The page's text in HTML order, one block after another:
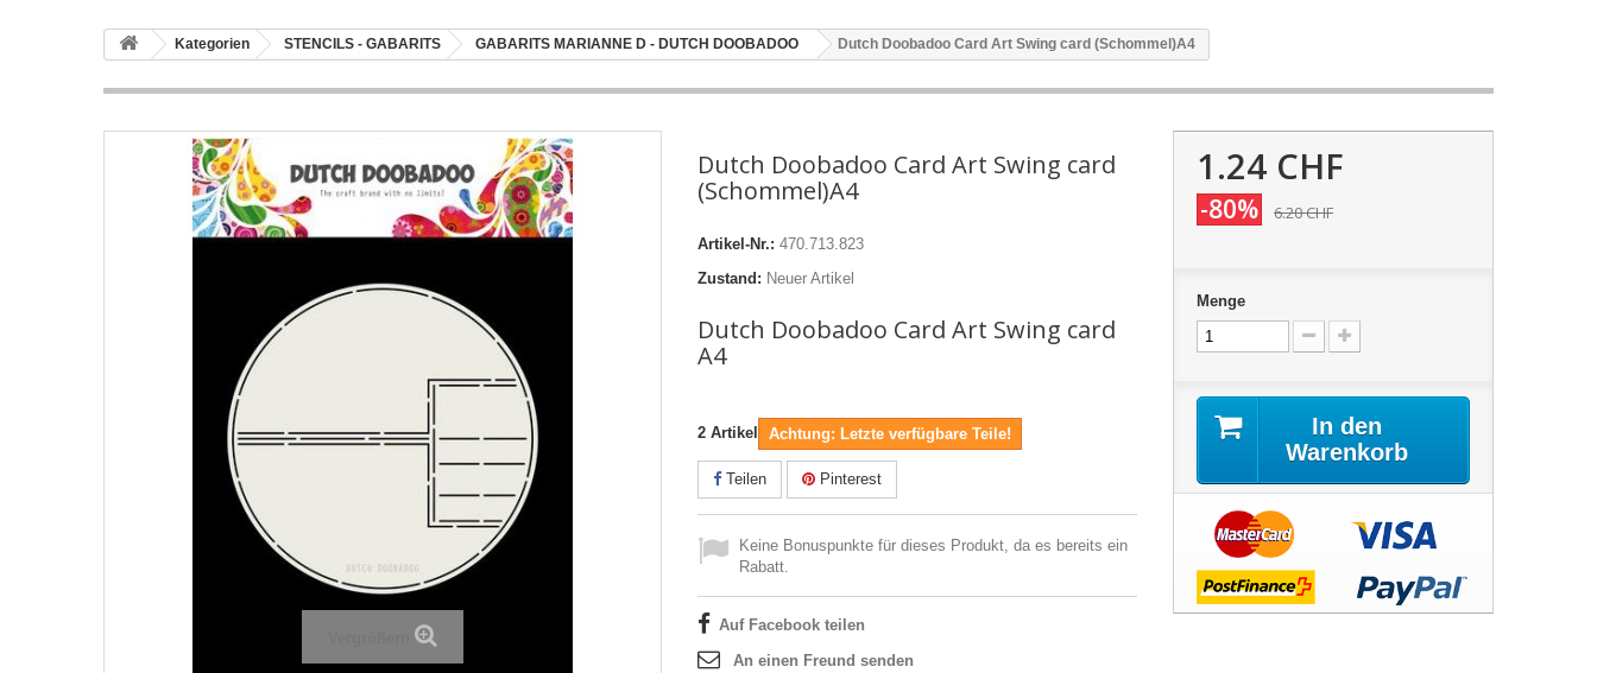
Kategorien STENCILS - GABARITS GABARITS MARIANNE D - DUTCH DOOBADOO Dutch Doobadoo Card Art Swing card (Schommel)A4
Dutch Doobadoo Card Art Swing card
(Schommel)A4
Artikel-Nr.: 470.713.823
Zustand: Neuer Artikel
Dutch Doobadoo Card Art Swing card
A4
2 Artikel Achtung: Letzte verfügbare Teile!
Teilen Pinterest
Keine Bonuspunkte für dieses Produkt, da es bereits ein
Rabatt.
Auf Facebook teilen
An einen Freund senden
1.24 CHF
-80% 6.20 CHF
Menge
In den
Warenkorb